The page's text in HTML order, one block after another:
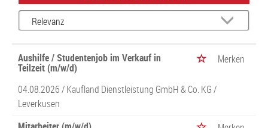
Aushilfe / Studentenjob im Verkauf in
Teilzeit (m/w/d)
Merken
04.08.2026 /Kaufland Dienstleistung GmbH & Co. KG/
Leverkusen